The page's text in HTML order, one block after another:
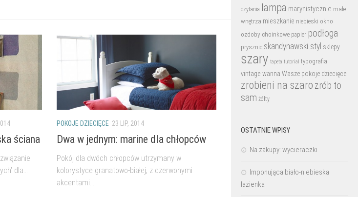
ściana
dla...
POKOJE DZIECIĘCE 23 LIP, 2014
Dwa w jednym: marine dla chłopców
Pokój dla dwóch chłopców utrzymany w
kolorystyce granatowo-białej, z czerwonymi
akcentami....
czytania lampa marynistycznie małe
wnętrza mieszkanie niebieski okno
ozdoby choinkowe papier podłoga
prysznic skandynawski styl sklepy
szary tapeta tutorial typografia
vintage wanna Wasze pokoje dziecięce
zrobieni na szaro zrób to
sam żółty
OSTATNIE WPISY
Na zakupy: wycieraczki
Imponująca biało-niebieska
łazienka